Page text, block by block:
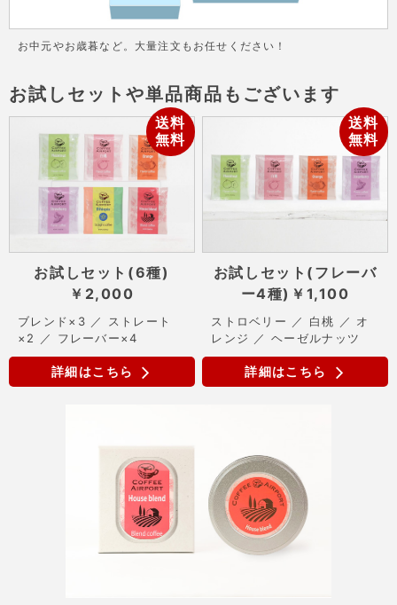
お中元やお歳暮など。大量注文もお任せください！
お試しセットや単品商品もございます
送料
無料
お試しセット(6種)
￥2,000
ブレンド×3 ／ ストレート
×2 ／ フレーバー×4
詳細はこちら
送料
無料
お試しセット(フレーバ
ー4種) ￥1,100
ストロベリー ／ 白桃 ／ オ
レンジ ／ ヘーゼルナッツ
詳細はこちら